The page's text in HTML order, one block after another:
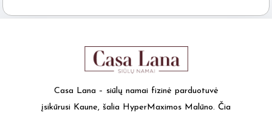
Casa Lana – siūlų namai fizinė parduotuvė
įsikūrusi Kaune, šalia HyperMaximos Malūno. Čia